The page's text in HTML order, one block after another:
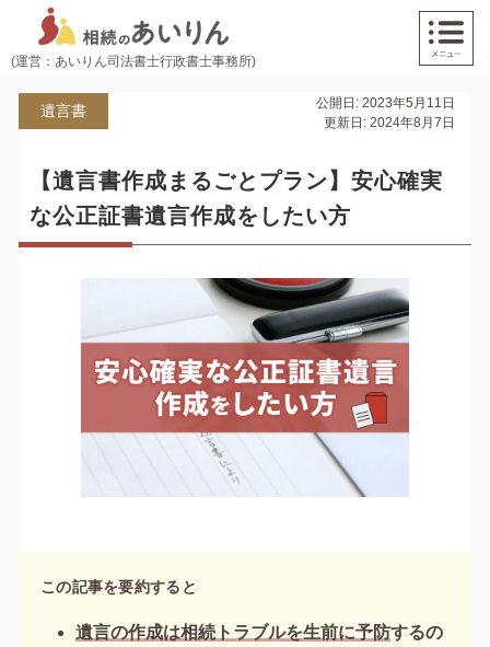
(運営：あいりん司法書士行政書士事務所)
遺言書
公開日: 2023年5月11日
更新日: 2024年8月7日
【遺言書作成まるごとプラン】安心確実
な公正証書遺言作成をしたい方
この記事を要約すると
遺言の作成は相続トラブルを生前に予防するの